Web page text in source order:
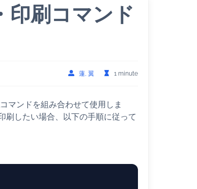
印刷コマンド
蓮, 翼 1 minute
マンドを組み合わせて使用しま
刷したい場合、以下の手順に従って